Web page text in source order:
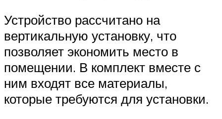
Устройство рассчитано на
вертикальную установку, что
позволяет экономить место в
помещении. В комплект вместе с
ним входят все материалы,
которые требуются для установки.